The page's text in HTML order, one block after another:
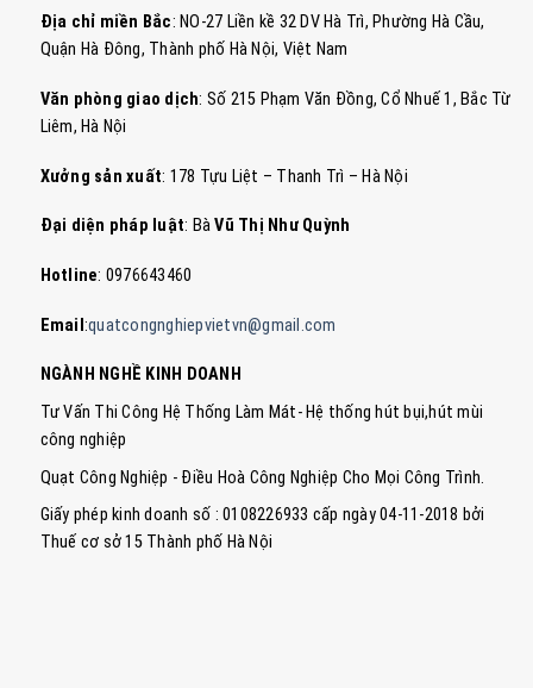
Địa chỉ miền Bắc: NO-27 Liền kề 32 DV Hà Trì, Phường Hà Cầu,
Quận Hà Đông, Thành phố Hà Nội, Việt Nam
Văn phòng giao dịch: Số 215 Phạm Văn Đồng, Cổ Nhuế 1, Bắc Từ
Liêm, Hà Nội
Xưởng sản xuất: 178 Tựu Liệt – Thanh Trì – Hà Nội
Đại diện pháp luật: BàVũ Thị Như Quỳnh
Hotline: 0976643460
Email :quatcongnghiepvietvn@gmail.com
NGÀNH NGHỀ KINH DOANH
Tư Vấn Thi Công Hệ Thống Làm Mát- Hệ thống hút bụi,hút mùi
công nghiệp
Quạt Công Nghiệp - Điều Hoà Công Nghiệp Cho Mọi Công Trình.
Giấy phép kinh doanh số : 0108226933 cấp ngày 04-11-2018 bởi
Thuế cơ sở 15 Thành phố Hà Nội